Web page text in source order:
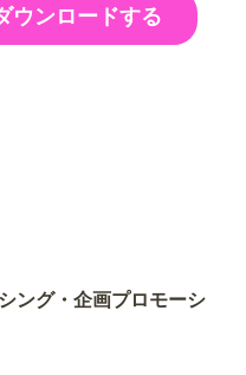
ウンロードする
グ・企画プロモーシ